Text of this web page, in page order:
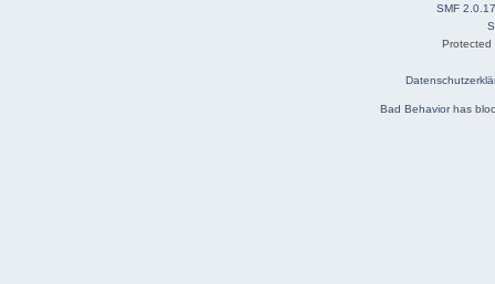
SMF 2.0.17
Bad Behaviorhas